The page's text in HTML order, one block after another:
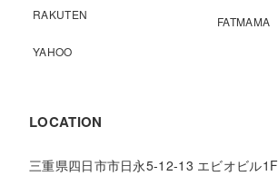
RAKUTEN
YAHOO
FATMAMA
LOCATION
三重県四日市市日永5-12-13 エビオビル1F